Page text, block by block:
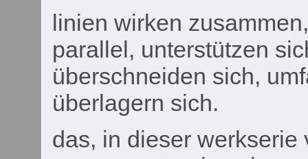
linien wirken
parallel, unterstützen
überschneiden sich,
überlagern sich.
das, in dieser